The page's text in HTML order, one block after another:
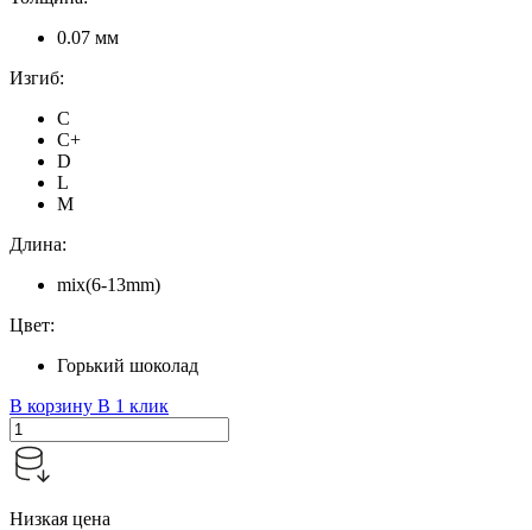
0.07 мм
Изгиб:
C
C+
D
L
M
Длина:
mix(6-13mm)
Цвет:
Горький шоколад
В корзину В 1 клик
Низкая цена